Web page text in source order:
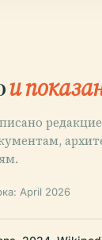
и
April 2026